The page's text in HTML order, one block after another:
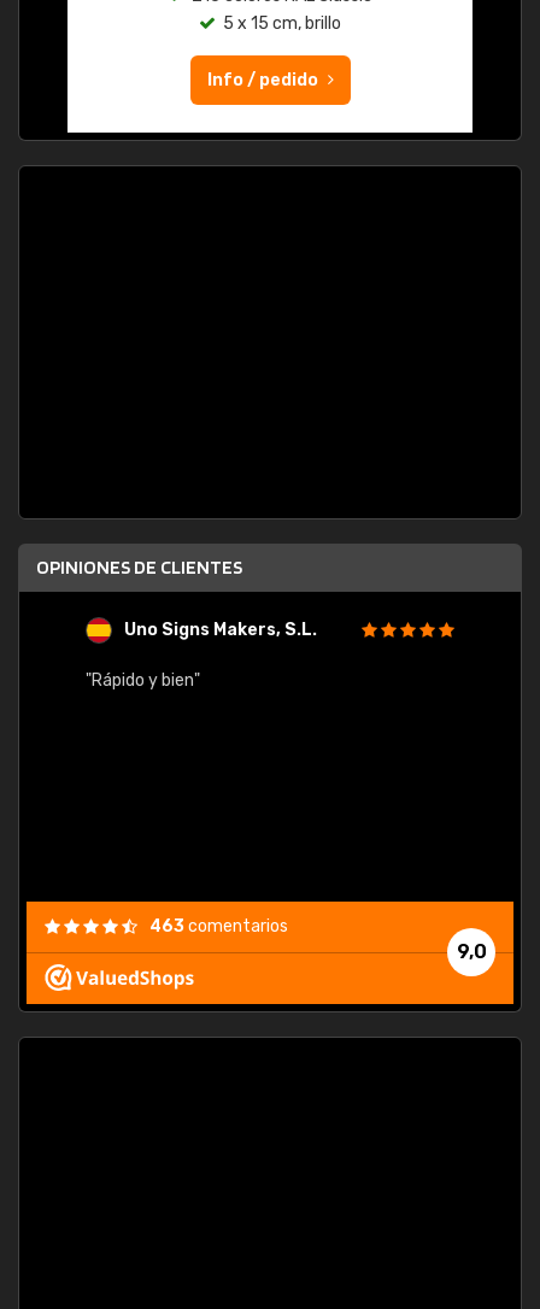
5 x 15 cm, brillo
Info / pedido
OPINIONES DE CLIENTES
Uno Signs Makers, S.L.
"Rápido y bien"
9,0
463comentarios